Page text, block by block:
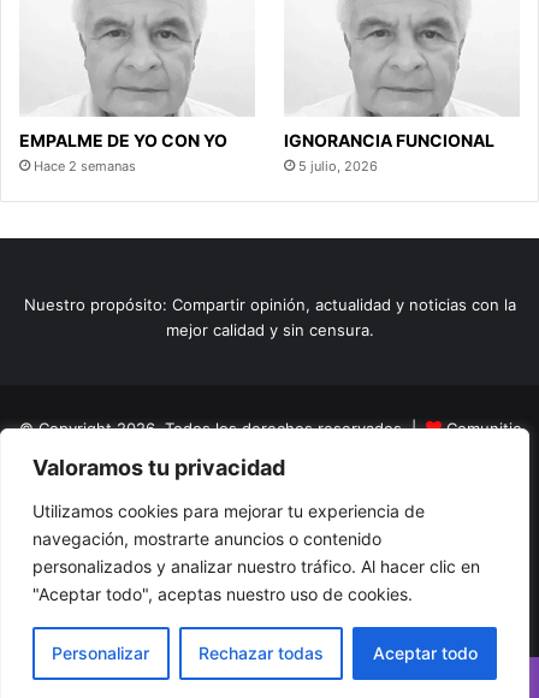
Valoramos tu privacidad
Utilizamos cookies para mejorar tu experiencia de
navegación, mostrarte anuncios o contenido
personalizados y analizar nuestro tráfico. Al hacer clic en
"Aceptar todo", aceptas nuestro uso de cookies.
Personalizar Rechazar todas Aceptar todo
EMPALME DE YO CON YO
Hace 2 semanas
IGNORANCIA FUNCIONAL
5 julio, 2026
Nuestro propósito: Compartir opinión, actualidad y noticias con la
mejor calidad y sin censura.
© Copyright 2026, Todos los derechos reservados |
Comunitic
SAS BICNit 901228106
Home
Actualidad Variedades Opinion Turismo
El Tinteadero
Caricaturas Reportajes
FacebookYouTubeInstagram